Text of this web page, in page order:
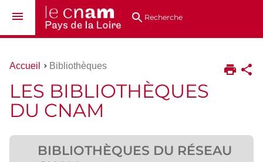
au
directsRecherche
Vous
Accueil Bibliothèques
LES BIBLIOTHÈQUES
DU CNAM
BIBLIOTHÈQUES DU RÉSEAU